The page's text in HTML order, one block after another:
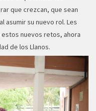
que crezcan, que sean
asumir su nuevo rol. Les
nuevos retos, ahora
de los Llanos.